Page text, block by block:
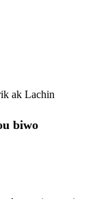
ak Lachin
biwo